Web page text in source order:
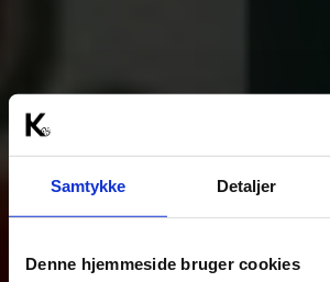
Samtykke Detaljer
Denne hjemmeside bruger cookies